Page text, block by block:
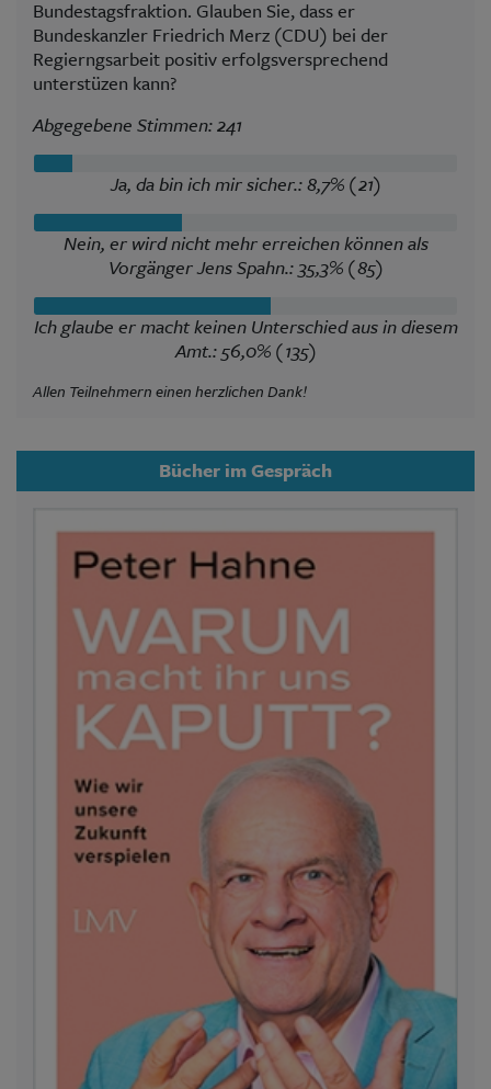
Bundestagsfraktion. Glauben Sie, dass er
Bundeskanzler Friedrich Merz (CDU) bei der
Regierngsarbeit positiv erfolgsversprechend
unterstüzen kann?
Abgegebene Stimmen: 241
Ja, da bin ich mir sicher.: 8,7% (21)
Nein, er wird nicht mehr erreichen können als
Vorgänger Jens Spahn.: 35,3% (85)
Ich glaube er macht keinen Unterschied aus in diesem
Amt.: 56,0% (135)
Allen Teilnehmern einen herzlichen Dank!
Bücher im Gespräch